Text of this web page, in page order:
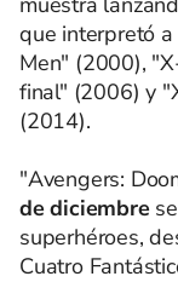
que interpretó
Men" (2000),
final" (2006) y
(2014).
"Avengers:
de diciembre
superhéroes,
Cuatro